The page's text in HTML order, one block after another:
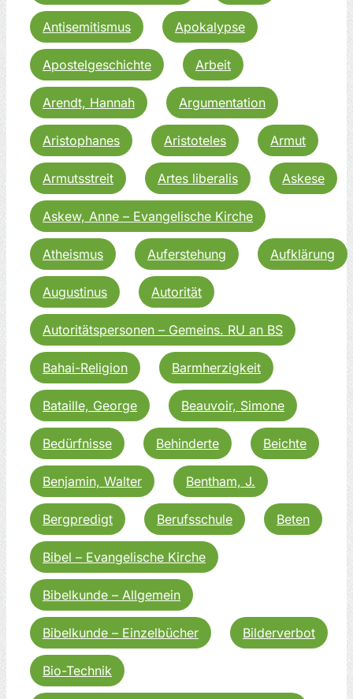
Antisemitismus Apokalypse
Apostelgeschichte Arbeit
Arendt, Hannah Argumentation
Aristophanes Aristoteles Armut
Armutsstreit Artes liberalis Askese
Askew, Anne – Evangelische Kirche
Atheismus Auferstehung Aufklärung
Augustinus Autorität
Autoritätspersonen – Gemeins. RU an BS
Bahai-Religion Barmherzigkeit
Bataille, George Beauvoir, Simone
Bedürfnisse Behinderte Beichte
Benjamin, Walter Bentham, J.
Bergpredigt Berufsschule Beten
Bibel – Evangelische Kirche
Bibelkunde – Allgemein
Bibelkunde – Einzelbücher Bilderverbot
Bio-Technik